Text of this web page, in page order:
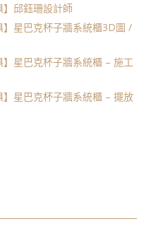
】邱鈺珊設計師
】星巴克杯子牆系統櫃3D圖 /
】星巴克杯子牆系統櫃 – 施工
】星巴克杯子牆系統櫃 – 擺放